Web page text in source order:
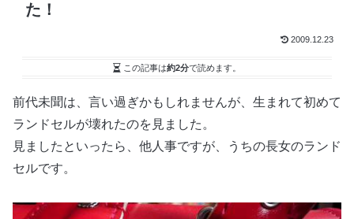
た！
2009.12.23
この記事は約2分で読めます。
前代未聞は、言い過ぎかもしれませんが、生まれて初めて
ランドセルが壊れたのを見ました。
見ましたといったら、他人事ですが、うちの長女のランド
セルです。